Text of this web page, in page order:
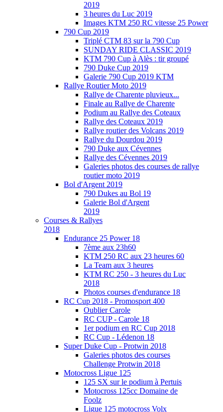
2019
3 heures du Luc 2019
Images KTM 250 RC vitesse 25 Power
790 Cup 2019
Triplé CTM 83 sur la 790 Cup
SUNDAY RIDE CLASSIC 2019
KTM 790 Cup à Alès : tir groupé
790 Duke Cup 2019
Galerie 790 Cup 2019 KTM
Rallye Routier Moto 2019
Rallye de Charente pluvieux...
Finale au Rallye de Charente
Podium au Rallye des Coteaux
Rallye des Coteaux 2019
Rallye routier des Volcans 2019
Rallye du Dourdou 2019
790 Duke aux Cévennes
Rallye des Cévennes 2019
Galeries photos des courses de rallye
routier moto 2019
Bol d'Argent 2019
790 Dukes au Bol 19
Galerie Bol d'Argent
2019
Courses & Rallyes
2018
Endurance 25 Power 18
7ème aux 23h60
KTM 250 RC aux 23 heures 60
La Team aux 3 heures
KTM RC 250 - 3 heures du Luc
2018
Photos courses d'endurance 18
RC Cup 2018 - Promosport 400
Oublier Carole
RC CUP - Carole 18
1er podium en RC Cup 2018
RC Cup - Lédenon 18
Super Duke Cup - Protwin 2018
Galeries photos des courses
Challenge Protwin 2018
Motocross Ligue 125
125 SX sur le podium à Pertuis
Motocross 125cc Domaine de
Foolz
Ligue 125 motocross Volx